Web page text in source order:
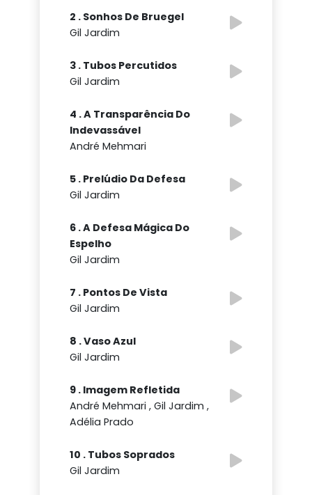
2 . Sonhos De Bruegel
Gil Jardim
3 . Tubos Percutidos
Gil Jardim
4 . A Transparência Do
Indevassável
André Mehmari
5 . Prelúdio Da Defesa
Gil Jardim
6 . A Defesa Mágica Do
Espelho
Gil Jardim
7 . Pontos De Vista
Gil Jardim
8 . Vaso Azul
Gil Jardim
9 . Imagem Refletida
André Mehmari , Gil Jardim ,
Adélia Prado
10 . Tubos Soprados
Gil Jardim